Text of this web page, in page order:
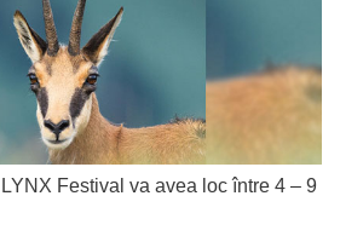
Festival va avea loc între 4 – 9